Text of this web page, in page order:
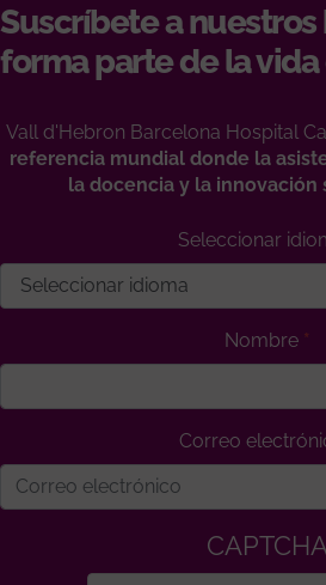
Suscríbete a
forma parte de la
Vall d'Hebron Barcelona Hospital
referencia mundial donde la
la docencia y la innovación
Seleccionar
Nombre
Correo
CAPTCHA